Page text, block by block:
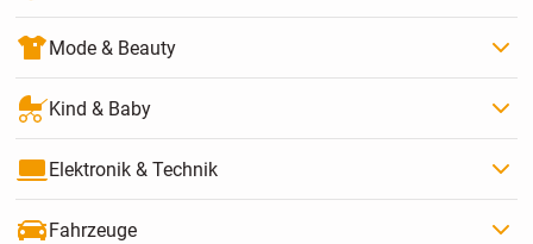
Mode & Beauty
Kind & Baby
Elektronik & Technik
Fahrzeuge